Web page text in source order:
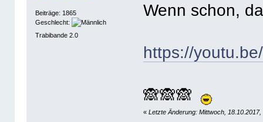
Beiträge: 1865
Geschlecht:
Trabibande 2.0
Wenn schon,
https://
🙈🙈🙈
«Letzte Änderung: Mittwoch,